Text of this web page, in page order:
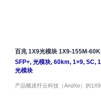
百兆 1X9光模块 1X9-155M-
SFP+, 光模块, 60km, 1×9, SC,
光模块
产品概述纤云科技（AndXe）的